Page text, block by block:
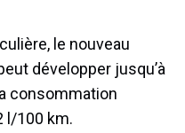
le nouveau
développer jusqu’à
consommation
l/100 km.